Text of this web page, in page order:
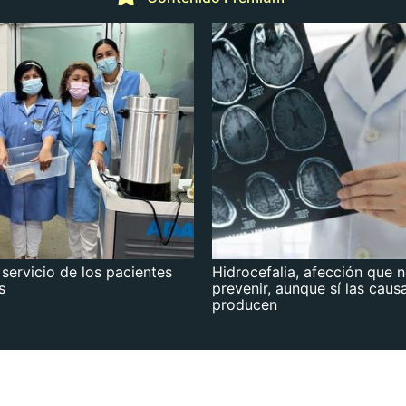
de los pacientes
Hidrocefalia, afección que
prevenir, aunque sí las
producen